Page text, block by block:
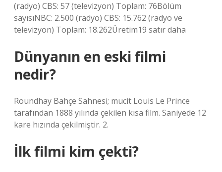
(radyo) CBS: 57 (televizyon) Toplam: 76Bölüm
sayısıNBC: 2.500 (radyo) CBS: 15.762 (radyo ve
televizyon) Toplam: 18.262Üretim19 satır daha
Dünyanın en eski filmi
nedir?
Roundhay Bahçe Sahnesi; mucit Louis Le Prince
tarafından 1888 yılında çekilen kısa film. Saniyede 12
kare hızında çekilmiştir. 2.
İlk filmi kim çekti?